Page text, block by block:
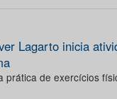
Lagarto inicia
prática de exercícios